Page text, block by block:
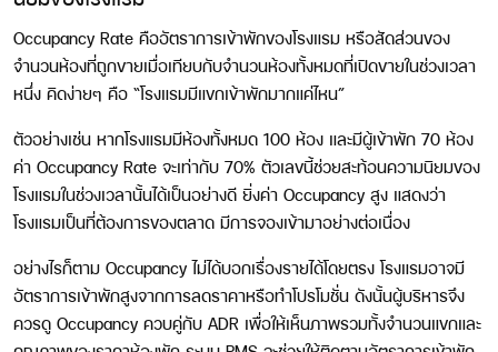
Occupancy Rate คืออัตราการเข้าพักของโรงแรม หรือสัดส่วนของ
จำนวนห้องที่ถูกขายเมื่อเทียบกับจำนวนห้องทั้งหมดที่เปิดขายในช่วงเวลา
หนึ่ง คิดง่ายๆ คือ “โรงแรมมีแขกเข้าพักมากแค่ไหน”
ตัวอย่างเช่น หากโรงแรมมีห้องทั้งหมด 100 ห้อง และมีผู้เข้าพัก 70 ห้อง
ค่า Occupancy Rate จะเท่ากับ 70% ตัวเลขนี้ช่วยสะท้อนความนิยมของ
โรงแรมในช่วงเวลานั้นได้เป็นอย่างดี ยิ่งค่า Occupancy สูง แสดงว่า
โรงแรมเป็นที่ต้องการของตลาด มีการจองเข้ามาอย่างต่อเนื่อง
อย่างไรก็ตาม Occupancy ไม่ได้บอกเรื่องรายได้โดยตรง โรงแรมอาจมี
อัตราการเข้าพักสูงจากการลดราคาหรือทำโปรโมชั่น ดังนั้นผู้บริหารจึง
ควรดู Occupancy ควบคู่กับ ADR เพื่อให้เห็นภาพรวมทั้งจำนวนแขกและ